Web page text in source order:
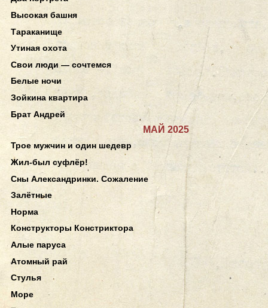
Высокая башня
Тараканище
Утиная охота
Свои люди — сочтемся
Белые ночи
Зойкина квартира
Брат Андрей
МАЙ 2025
Трое мужчин и один шедевр
Жил-был суфлёр!
Сны Александринки. Сожаление
Залётные
Норма
Конструкторы Констриктора
Алые паруса
Атомный рай
Стулья
Море